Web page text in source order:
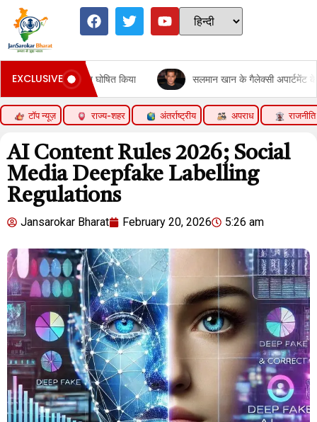
EXCLUSIVE
किया सलमान खान के गैलेक्सी अपार्टमेंट के बाहर पुलिसकर्मी की
टॉप न्यूज़ राज्य-शहर अंतर्राष्ट्रीय अपराध राजनीति
AI Content Rules 2026; Social
Media Deepfake Labelling
Regulations
Jansarokar Bharat February 20, 2026 5:26 am